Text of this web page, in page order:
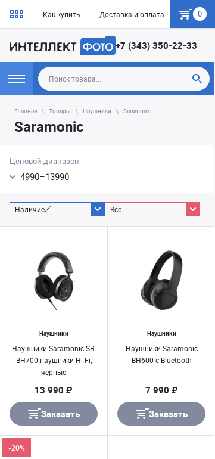
Как купить Доставка и оплата Гарантия
0
+7 (343) 350-22-33
Главная Товары Наушники Saramonic
Saramonic
Ценовой диапазон
4990–13990
Наличие Все
Наушники
Наушники Saramonic SR-
BH700 наушники Hi-Fi,
черные
13 990 ₽
Заказать
Наушники
Наушники Saramonic
BH600 c Bluetooth
7 990 ₽
Заказать
-20%